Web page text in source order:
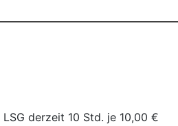
derzeit 10 Std. je 10,00 €